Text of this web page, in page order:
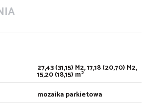
27,43 (31,15) M2, 17,18 (20,70) M2,
15,20 (18,15) m2
mozaika parkietowa